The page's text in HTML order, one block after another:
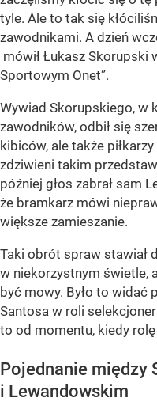
tyle. Ale to tak się
zawodnikami. A dzień
mówił Łukasz Skorupski
Sportowym Onet”.
Wywiad Skorupskiego, w
zawodników, odbił się
kibiców, ale także
zdziwieni takim
później głos zabrał sam
że bramkarz mówi
większe zamieszanie.
Taki obrót spraw stawiał
w niekorzystnym świetle,
być mowy. Było to widać
Santosa w roli
to od momentu, kiedy rolę
Pojednanie między
i Lewandowskim